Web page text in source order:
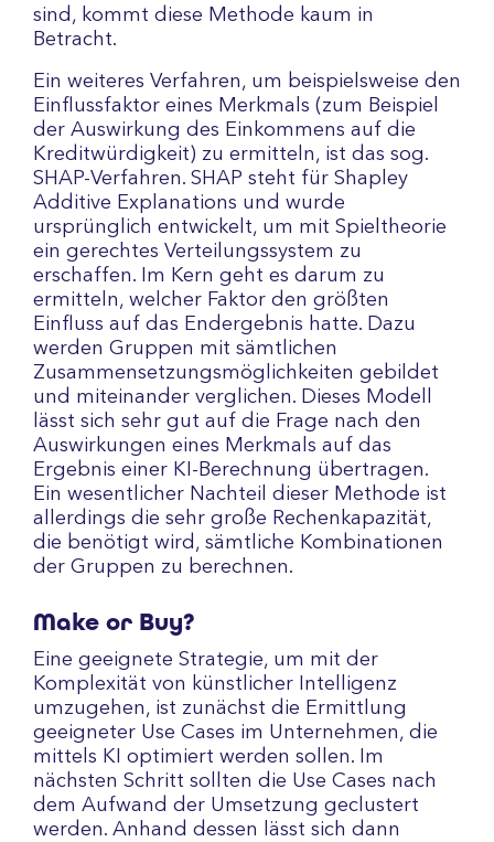
sind, kommt diese Methode kaum in
Betracht.
Ein weiteres Verfahren, um beispielsweise den
Einflussfaktor eines Merkmals (zum Beispiel
der Auswirkung des Einkommens auf die
Kreditwürdigkeit) zu ermitteln, ist das sog.
SHAP-Verfahren. SHAP steht für Shapley
Additive Explanations und wurde
ursprünglich entwickelt, um mit Spieltheorie
ein gerechtes Verteilungssystem zu
erschaffen. Im Kern geht es darum zu
ermitteln, welcher Faktor den größten
Einfluss auf das Endergebnis hatte. Dazu
werden Gruppen mit sämtlichen
Zusammensetzungsmöglichkeiten gebildet
und miteinander verglichen. Dieses Modell
lässt sich sehr gut auf die Frage nach den
Auswirkungen eines Merkmals auf das
Ergebnis einer KI-Berechnung übertragen.
Ein wesentlicher Nachteil dieser Methode ist
allerdings die sehr große Rechenkapazität,
die benötigt wird, sämtliche Kombinationen
der Gruppen zu berechnen.
Make or Buy?
Eine geeignete Strategie, um mit der
Komplexität von künstlicher Intelligenz
umzugehen, ist zunächst die Ermittlung
geeigneter Use Cases im Unternehmen, die
mittels KI optimiert werden sollen. Im
nächsten Schritt sollten die Use Cases nach
dem Aufwand der Umsetzung geclustert
werden. Anhand dessen lässt sich dann